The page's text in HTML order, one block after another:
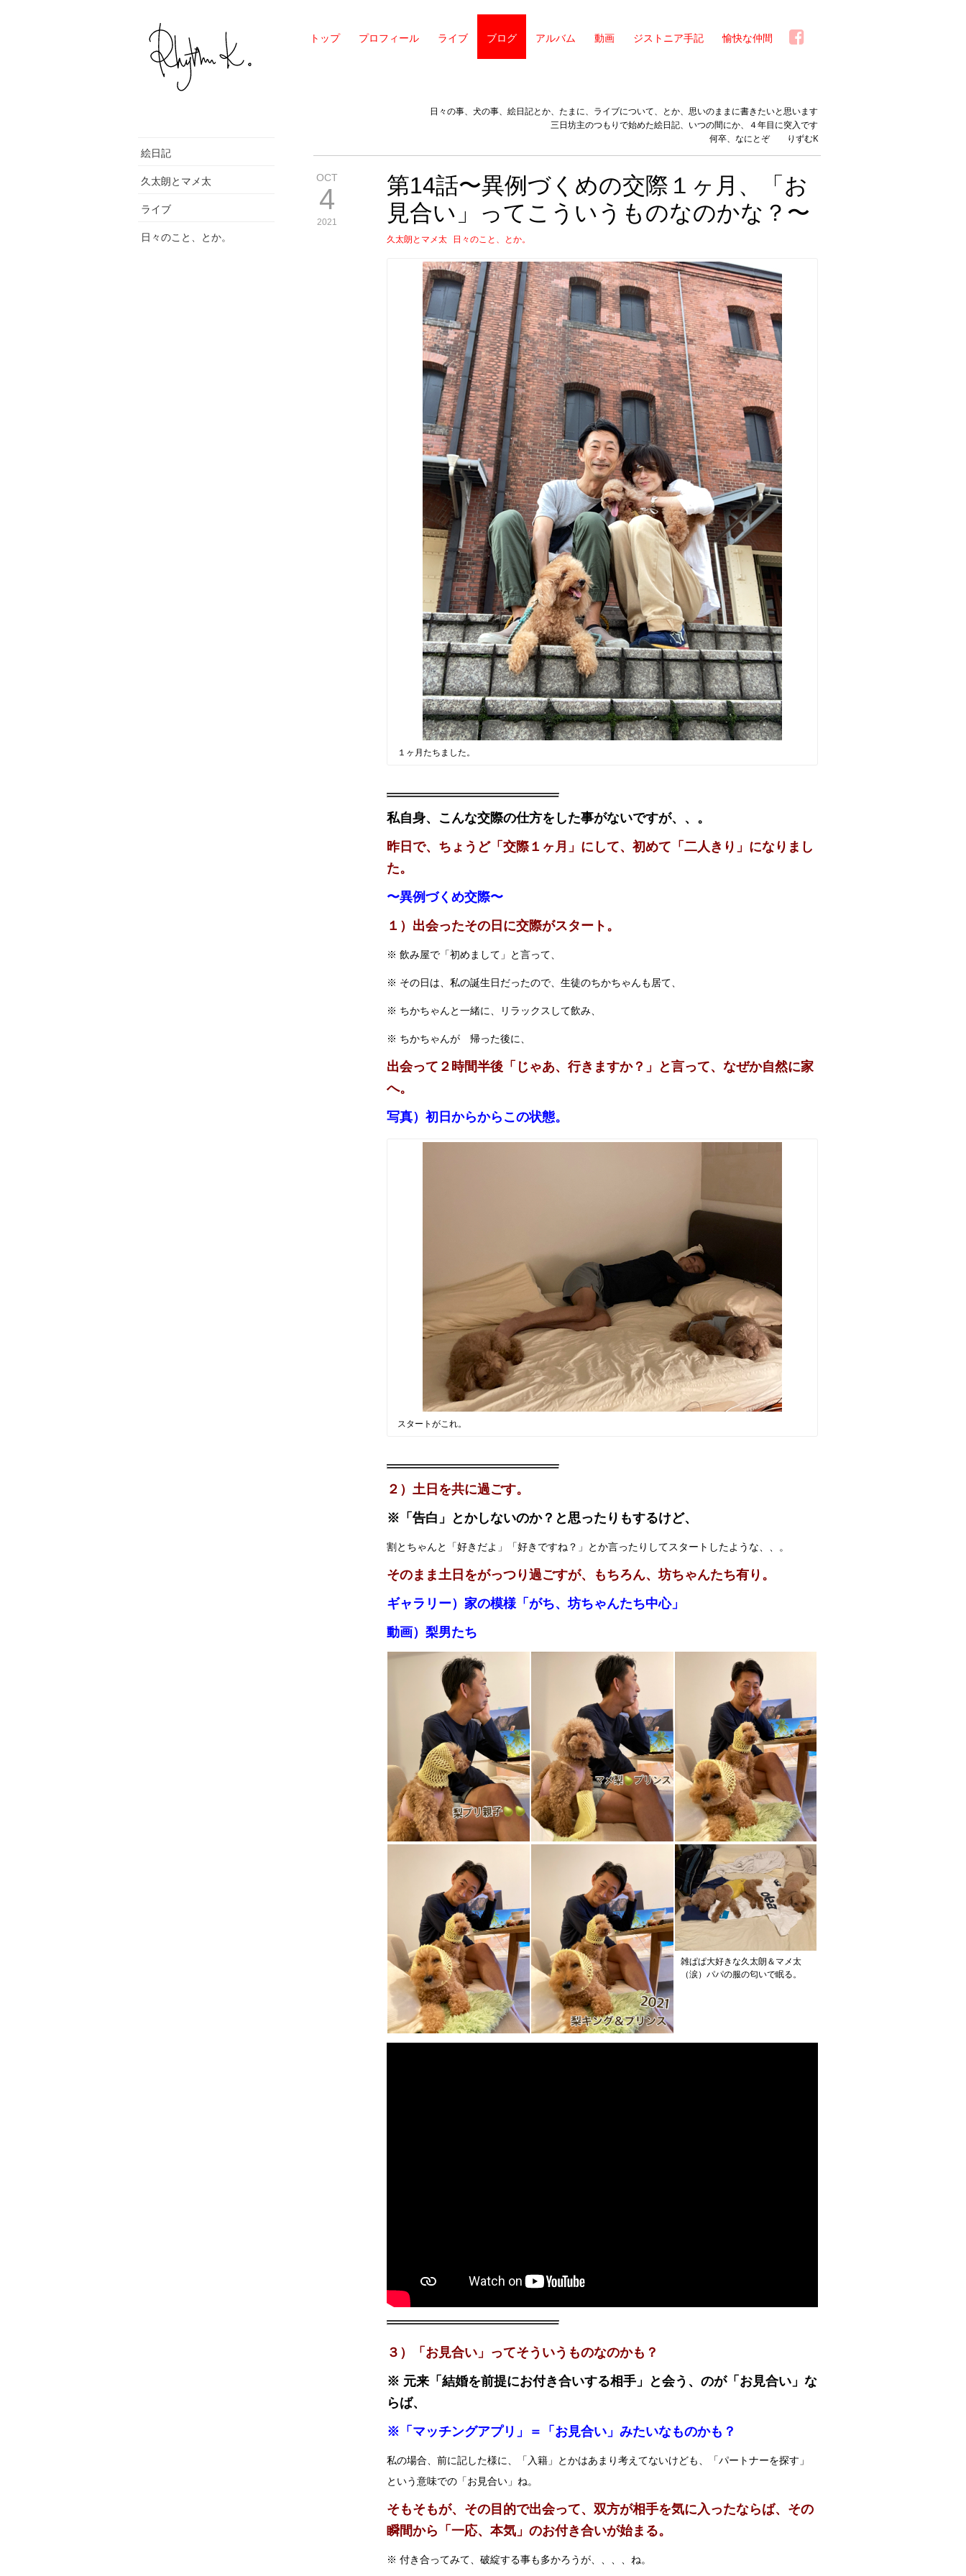
トップ プロフィール ライブ ブログ アルバム 動画 ジストニア手記 愉快な仲間
絵日記
久太朗とマメ太
ライブ
日々のこと、とか。
日々の事、犬の事、絵日記とか、たまに、ライブについて、とか、思いのままに書きたいと思います
三日坊主のつもりで始めた絵日記、いつの間にか、４年目に突入です
何卒、なにとぞ りずむK
OCT
4
2021
第14話〜異例づくめの交際１ヶ月、「お
見合い」ってこういうものなのかな？〜
久太朗とマメ太 日々のこと、とか。
１ヶ月たちました。
私自身、こんな交際の仕方をした事がないですが、、。
昨日で、ちょうど「交際１ヶ月」にして、初めて「二人きり」になりまし
た。
〜異例づくめ交際〜
１）出会ったその日に交際がスタート。
※ 飲み屋で「初めまして」と言って、
※ その日は、私の誕生日だったので、生徒のちかちゃんも居て、
※ ちかちゃんと一緒に、リラックスして飲み、
※ ちかちゃんが 帰った後に、
出会って２時間半後「じゃあ、行きますか？」と言って、なぜか自然に家
へ。
写真）初日からからこの状態。
スタートがこれ。
２）土日を共に過ごす。
※「告白」とかしないのか？と思ったりもするけど、
割とちゃんと「好きだよ」「好きですね？」とか言ったりしてスタートしたような、、。
そのまま土日をがっつり過ごすが、もちろん、坊ちゃんたち有り。
ギャラリー）家の模様「がち、坊ちゃんたち中心」
動画）梨男たち
雑ぱぱ大好きな久太朗＆マメ太
（涙）パパの服の匂いで眠る。
３）「お見合い」ってそういうものなのかも？
※ 元来「結婚を前提にお付き合いする相手」と会う、のが「お見合い」な
らば、
※「マッチングアプリ」＝「お見合い」みたいなものかも？
私の場合、前に記した様に、「入籍」とかはあまり考えてないけども、「パートナーを探す」
という意味での「お見合い」ね。
そもそもが、その目的で出会って、双方が相手を気に入ったならば、その
瞬間から「一応、本気」のお付き合いが始まる。
※ 付き合ってみて、破綻する事も多かろうが、、、、ね。